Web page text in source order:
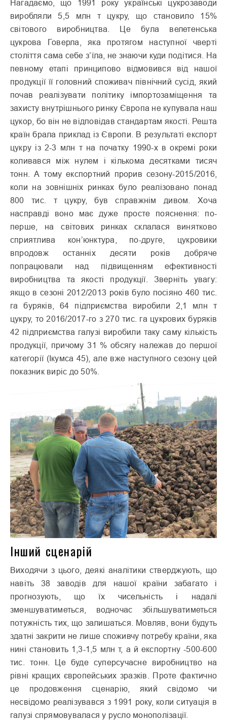
Нагадаємо, що 1991 року українські цукрозаводи
виробляли 5,5 млн т цукру, що становило 15%
світового виробництва. Це була велетенська
цукрова Говерла, яка протягом наступної чверті
століття сама себе з’їла, не знаючи куди подітися. На
певному етапі принципово відмовився від нашої
продукції її головний споживач північний сусід, який
почав реалізувати політику імпортозаміщення та
захисту внутрішнього ринку Європа не купувала наш
цукор, бо він не відповідав стандартам якості. Решта
країн брала приклад із Європи. В результаті експорт
цукру із 2-3 млн т на початку 1990-х в окремі роки
коливався між нулем і кількома десятками тисяч
тонн. А тому експортний прорив сезону-2015/2016,
коли на зовнішніх ринках було реалізовано понад
800 тис. т цукру, був справжнім дивом. Хоча
насправді воно має дуже просте пояснення: по-
перше, на світових ринках склалася винятково
сприятлива кон’юнктура, по-друге, цукровики
впродовж останніх десяти років добряче
попрацювали над підвищенням ефективності
виробництва та якості продукції. Зверніть увагу:
якщо в сезоні 2012/2013 років було посіяно 460 тис.
га буряків, 64 підприємства виробили 2,1 млн т
цукру, то 2016/2017-го з 270 тис. га цукрових буряків
42 підприємства галузі виробили таку саму кількість
продукції, причому 31 % обсягу належав до першої
категорії (Ікумса 45), але вже наступного сезону цей
показник виріс до 50%.
Інший сценарій
Виходячи з цього, деякі аналітики стверджують, що
навіть 38 заводів для нашої країни забагато і
прогнозують, що їх чисельність і надалі
зменшуватиметься, водночас збільшуватиметься
потужність тих, що залишаться. Мовляв, вони будуть
здатні закрити не лише споживчу потребу країни, яка
нині становить 1,3-1,5 млн т, а й експортну -500-600
тис. тонн. Це буде суперсучасне виробництво на
рівні кращих європейських зразків. Проте фактично
це продовження сценарію, який свідомо чи
несвідомо реалізувався з 1991 року, коли ситуація в
галузі спрямовувалася у русло монополізації.